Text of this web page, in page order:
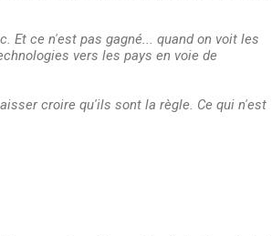
Et ce n'est pas gagné... quand on voit les
vers les pays en voie de
croire qu'ils sont la règle. Ce qui n'est